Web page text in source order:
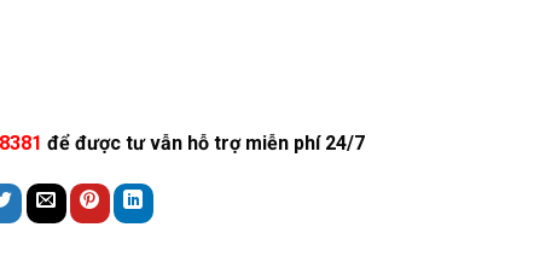
để được tư vẫn hỗ trợ miễn phí 24/7